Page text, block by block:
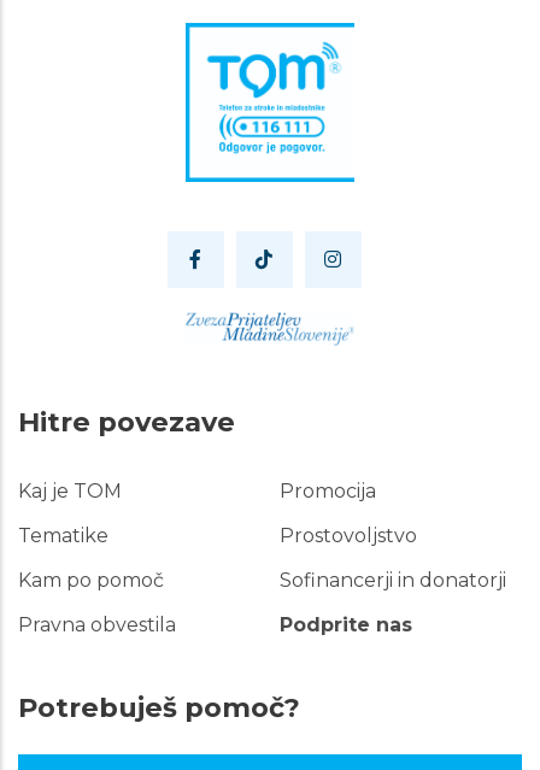
Hitre povezave
Hitre
povezave
Kaj je TOM
Tematike
Kam po pomoč
Pravna obvestila
Promocija
Prostovoljstvo
Sofinancerji in donatorji
Podprite nas
Potrebuješ pomoč?